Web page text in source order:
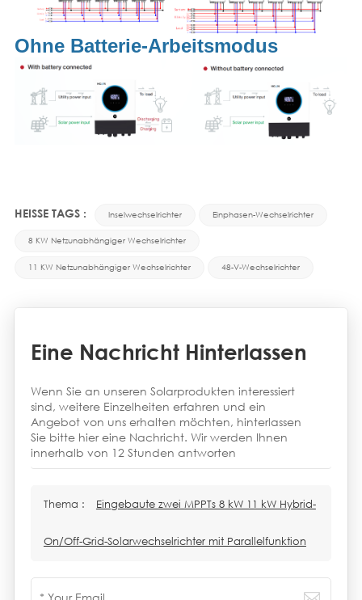
Ohne Batterie-Arbeitsmodus
HEISSE TAGS : Inselwechselrichter Einphasen-Wechselrichter
8 KW Netzunabhängiger Wechselrichter
11 KW Netzunabhängiger Wechselrichter 48-V-Wechselrichter
Eine Nachricht Hinterlassen
Wenn Sie an unseren Solarprodukten interessiert
sind, weitere Einzelheiten erfahren und ein
Angebot von uns erhalten möchten, hinterlassen
Sie bitte hier eine Nachricht. Wir werden Ihnen
innerhalb von 12 Stunden antworten
Thema : Eingebaute zwei MPPTs 8 kW 11 kW Hybrid-
On/Off-Grid-Solarwechselrichter mit Parallelfunktion